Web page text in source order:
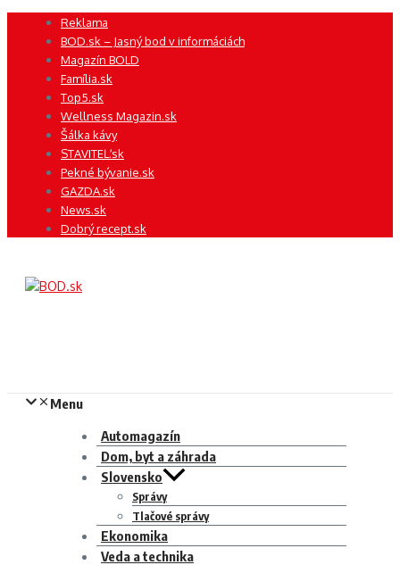
Preskočiť Reklama
BOD.sk – Jasný bod v informáciách
Magazín BOLD
Família.sk
Top5.sk
Wellness Magazin.sk
Šálka kávy
STAVITEĽ.sk
Pekné bývanie.sk
GAZDA.sk
News.sk
Dobrý recept.sk
Menu
Automagazín
Dom, byt a záhrada
Slovensko
Správy
Tlačové správy
Ekonomika
Veda a technika